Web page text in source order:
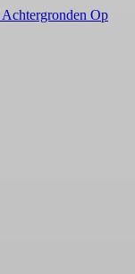
Achtergronden Op